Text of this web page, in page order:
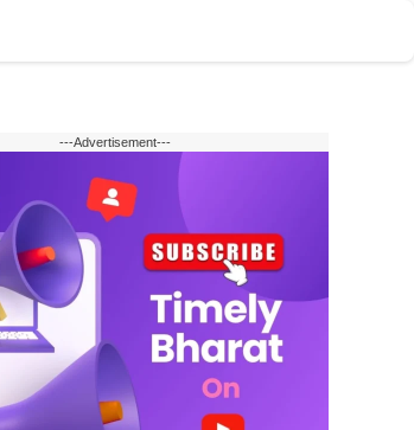
---Advertisement---